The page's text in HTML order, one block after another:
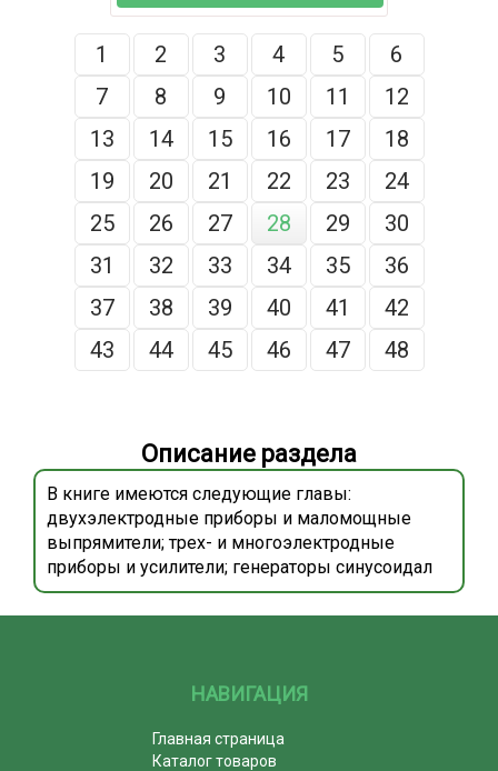
1 2 3 4 5
6
7
8 9 10 11
12
13
14 15 16 17
18
19
20 21 22 23
24
25
26 27 28 29
30
31
32 33 34 35
36
37
38 39 40 41
42
43
44 45 46 47 48
Описание раздела
В книге имеются следующие главы:
двухэлектродные приборы и маломощные
выпрямители; трех- и многоэлектродные
приборы и усилители; генераторы синусоидал
НАВИГАЦИЯ
Главная страница
Каталог товаров